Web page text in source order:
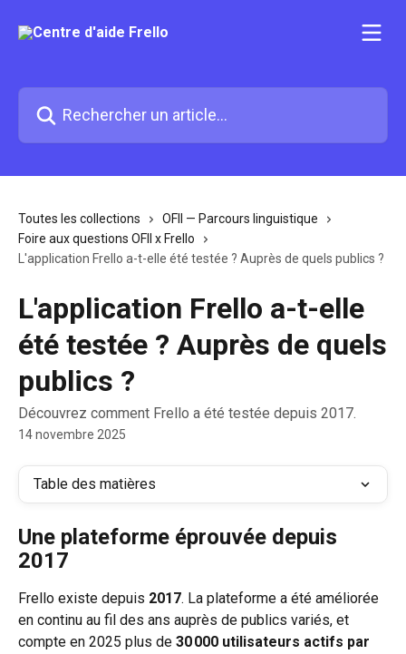
Toutes les collections
OFII — Parcours linguistique
Foire aux questions OFII x Frello
L'application Frello a-t-elle été testée ? Auprès de quels publics ?
L'application Frello a-t-elle
été testée ? Auprès de quels
publics ?
Découvrez comment Frello a été testée depuis 2017.
14 novembre 2025
Table des matières
Une plateforme éprouvée depuis
2017
Frello existe depuis 2017. La plateforme a été améliorée
en continu au fil des ans auprès de publics variés, et
compte en 2025 plus de 30 000 utilisateurs actifs par